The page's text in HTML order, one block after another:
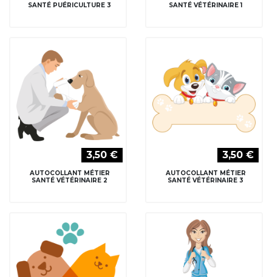
SANTÉ PUÉRICULTURE 3
SANTÉ VÉTÉRINAIRE 1
3,50 €
AUTOCOLLANT MÉTIER
SANTÉ VÉTÉRINAIRE 2
3,50 €
AUTOCOLLANT MÉTIER
SANTÉ VÉTÉRINAIRE 3